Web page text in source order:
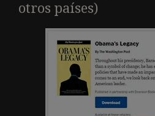
otros países)